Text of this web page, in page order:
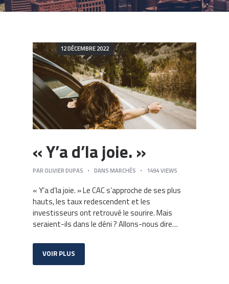
12 DÉCEMBRE 2022
« Y’a d’la joie. »
PAR OLIVIER DUPAS DANSMARCHÉS 1494VIEWS
« Y’a d’la joie. » Le CAC s’approche de ses plus
hauts, les taux redescendent et les
investisseurs ont retrouvé le sourire. Mais
seraient-ils dans le déni ? Allons-nous dire…
VOIR PLUS